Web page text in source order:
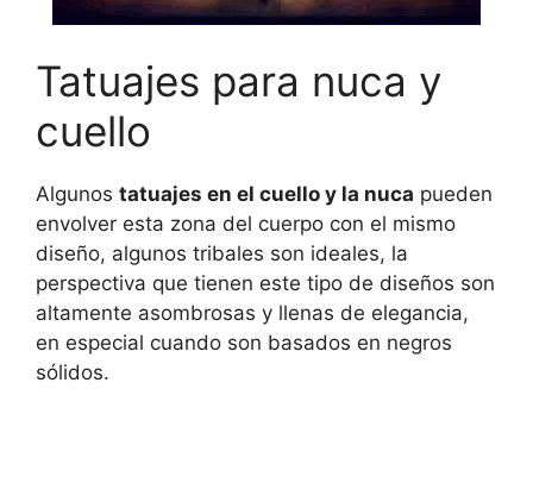
Tatuajes para nuca y
cuello
Algunos tatuajes en el cuello y la nuca pueden
envolver esta zona del cuerpo con el mismo
diseño, algunos tribales son ideales, la
perspectiva que tienen este tipo de diseños son
altamente asombrosas y llenas de elegancia,
en especial cuando son basados en negros
sólidos.